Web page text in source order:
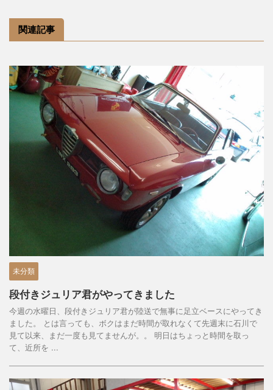
関連記事
未分類
段付きジュリア君がやってきました
今週の水曜日、段付きジュリア君が陸送で無事に足立ベースにやってき
ました。 とは言っても、ボクはまだ時間が取れなくて先週末に石川で
見て以来、まだ一度も見てませんが。。 明日はちょっと時間を取っ
て、近所を ...